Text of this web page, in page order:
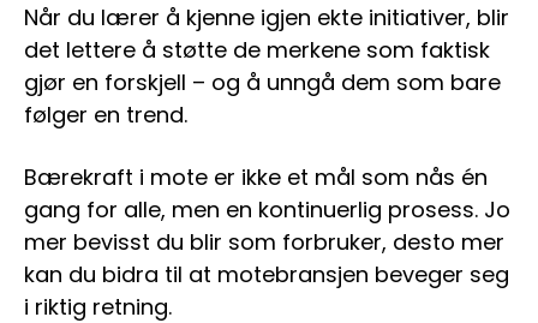
Når du lærer å kjenne igjen ekte initiativer, blir
det lettere å støtte de merkene som faktisk
gjør en forskjell – og å unngå dem som bare
følger en trend.
Bærekraft i mote er ikke et mål som nås én
gang for alle, men en kontinuerlig prosess. Jo
mer bevisst du blir som forbruker, desto mer
kan du bidra til at motebransjen beveger seg
i riktig retning.